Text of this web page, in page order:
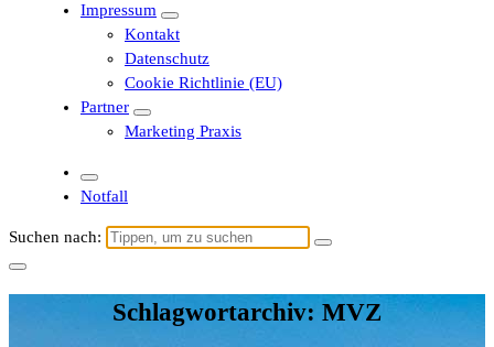
Impressum
Kontakt
Datenschutz
Cookie Richtlinie (EU)
Partner
Marketing Praxis
Notfall
Suchen nach:
Schlagwortarchiv: MVZ